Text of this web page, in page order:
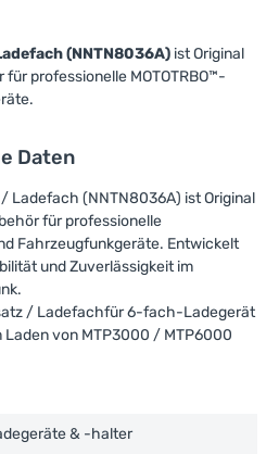
(NNTN8036A) ist Original
professionelle MOTOTRBO™-
Daten
Ladefach (NNTN8036A) ist Original
für professionelle
Fahrzeugfunkgeräte. Entwickelt
und Zuverlässigkeit im
/ Ladefachfür 6-fach-Ladegerät
Laden von MTP3000 / MTP6000
& -halter